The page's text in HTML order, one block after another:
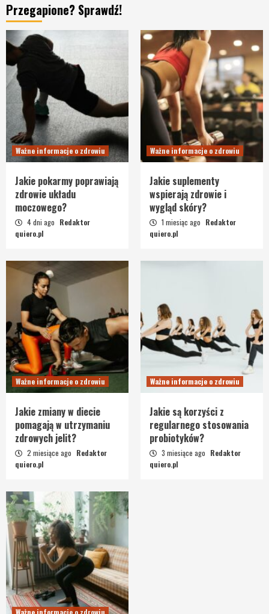
Przegapione? Sprawdź!
Ważne informacje o zdrowiu
Jakie pokarmy poprawiają
zdrowie układu
moczowego?
4 dni ago Redaktor
quiero.pl
Ważne informacje o zdrowiu
Jakie suplementy
wspierają zdrowie i
wygląd skóry?
1 miesiąc ago Redaktor
quiero.pl
Ważne informacje o zdrowiu
Jakie zmiany w diecie
pomagają w utrzymaniu
zdrowych jelit?
2 miesiące ago Redaktor
quiero.pl
Ważne informacje o zdrowiu
Jakie są korzyści z
regularnego stosowania
probiotyków?
3 miesiące ago Redaktor
quiero.pl